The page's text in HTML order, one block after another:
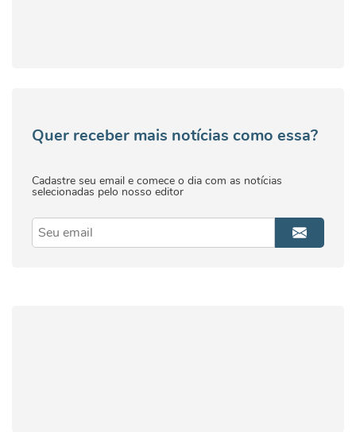
Quer receber mais notícias como essa?
Cadastre seu email e comece o dia com as notícias
selecionadas pelo nosso editor